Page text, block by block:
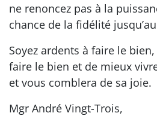
ne renoncez pas à la
chance de la fidélité
Soyez ardents à faire le
faire le bien et de mieux
et vous comblera de sa joie.
Mgr André Vingt-Trois,